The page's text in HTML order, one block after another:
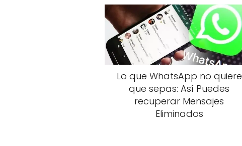
Lo que WhatsApp no quiere
que sepas: Así Puedes
recuperar Mensajes
Eliminados